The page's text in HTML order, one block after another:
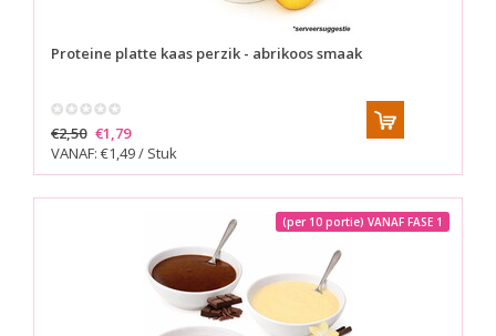
Proteine platte kaas perzik - abrikoos smaak
€2,50 €1,79
VANAF: €1,49 / Stuk
(per 10 portie) VANAF FASE 1